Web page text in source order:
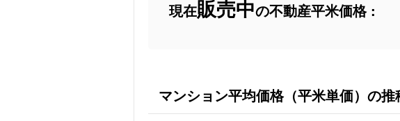
現在販売中の不動産平米価格 :
マンション平均価格（平米単価）の推